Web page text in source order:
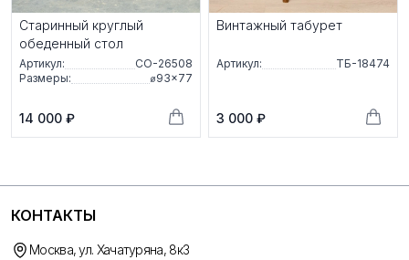
Старинный круглый
обеденный стол
Артикул:
СО-26508
Размеры:
⌀93×77
14 000 ₽
Винтажный табурет
Артикул: ТБ-18474
3 000 ₽
КОНТАКТЫ
Москва, ул. Хачатуряна, 8к3